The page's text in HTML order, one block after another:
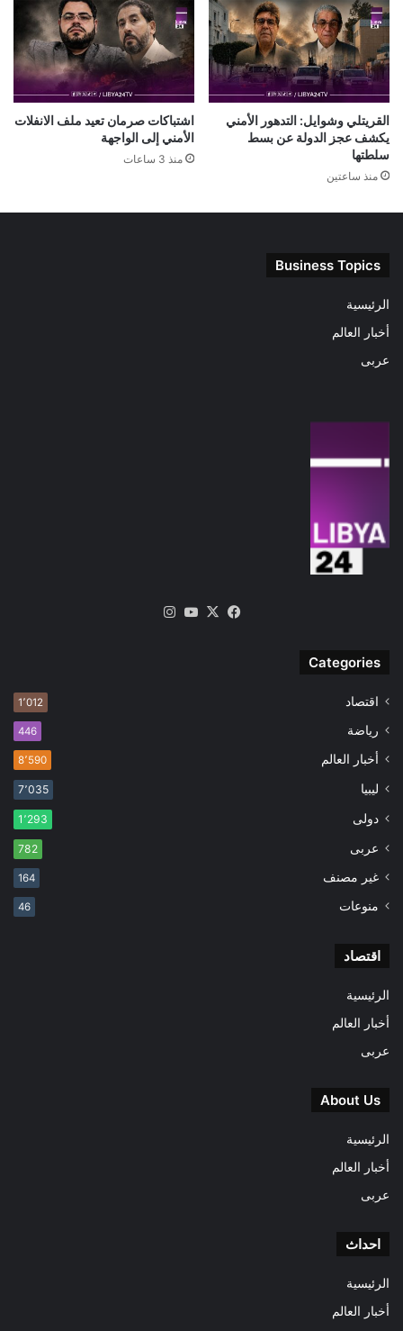
القريتلي وشوايل: التدهور الأمني
يكشف عجز الدولة عن بسط
سلطتها
منذ ساعتين
اشتباكات صرمان تعيد ملف الانفلات
الأمني إلى الواجهة
منذ 3 ساعات
Business Topics
الرئيسية
أخبار العالم
عربى
فيسبوك
‫X
‫YouTube
Categories
اقتصاد 1٬012
رياضة 446
أخبار العالم 8٬590
ليبيا 7٬035
دولى 1٬293
عربى 782
غير مصنف 164
منوعات 46
اقتصاد
الرئيسية
أخبار العالم
عربى
About Us
الرئيسية
أخبار العالم
عربى
احداث
الرئيسية
أخبار العالم